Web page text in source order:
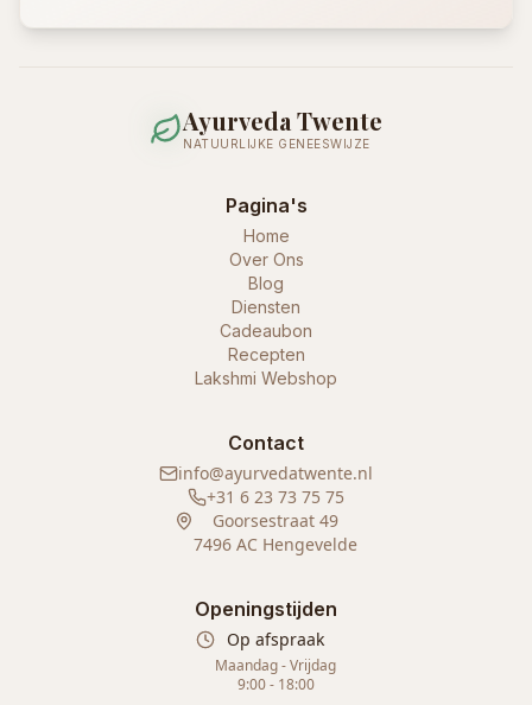
Ayurveda Twente
NATUURLIJKE GENEESWIJZE
Pagina's
Home
Over Ons
Blog
Diensten
Cadeaubon
Recepten
Lakshmi Webshop
Contact
info@ayurvedatwente.nl
+31 6 23 73 75 75
Goorsestraat 49
7496 AC Hengevelde
Openingstijden
Op afspraak
Maandag - Vrijdag
9:00 - 18:00